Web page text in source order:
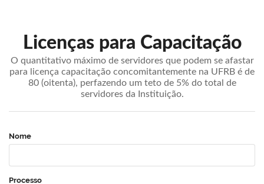
Licenças para Capacitação
O quantitativo máximo de servidores que podem se afastar
para licença capacitação concomitantemente na UFRB é de
80 (oitenta), perfazendo um teto de 5% do total de
servidores da Instituição.
Nome
Processo